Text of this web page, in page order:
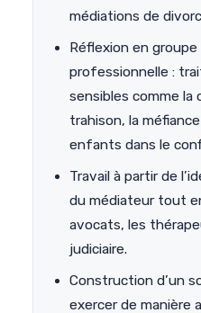
médiations de
Réflexion en
professionnelle :
sensibles comme la
trahison, la
enfants dans le
Travail à partir de
du médiateur tout
avocats, les
judiciaire.
Construction d’un
exercer de manière